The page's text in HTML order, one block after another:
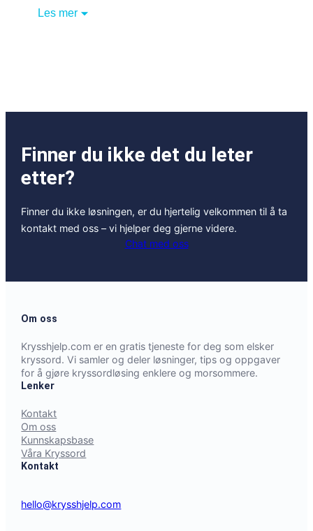
Les mer
Finner du ikke det du leter
etter?
Finner du ikke løsningen, er du hjertelig velkommen til å ta
kontakt med oss – vi hjelper deg gjerne videre.
Chat med oss
Om oss
Krysshjelp.com er en gratis tjeneste for deg som elsker
kryssord. Vi samler og deler løsninger, tips og oppgaver
for å gjøre kryssordløsing enklere og morsommere.
Lenker
Kontakt
Om oss
Kunnskapsbase
Våra Kryssord
Kontakt
hello@krysshjelp.com